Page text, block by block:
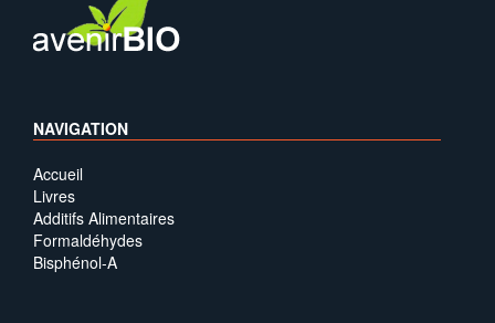
NAVIGATION
Accueil
Livres
Additifs Alimentaires
Formaldéhydes
Bisphénol-A